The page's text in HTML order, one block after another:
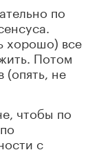
по
хорошо) все
Потом
(опять, не
чтобы по
с